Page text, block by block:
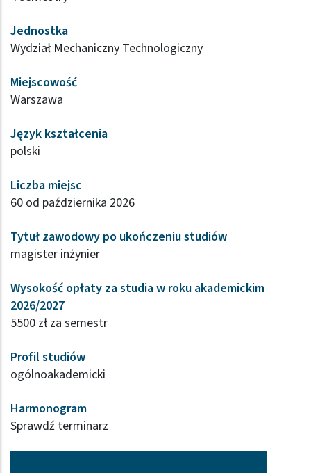
Jednostka
Wydział Mechaniczny Technologiczny
Miejscowość
Warszawa
Język kształcenia
polski
Liczba miejsc
60 od października 2026
Tytuł zawodowy po ukończeniu studiów
magister inżynier
Wysokość opłaty za studia w roku akademickim
2026/2027
5500 zł za semestr
Profil studiów
ogólnoakademicki
Harmonogram
Sprawdź terminarz